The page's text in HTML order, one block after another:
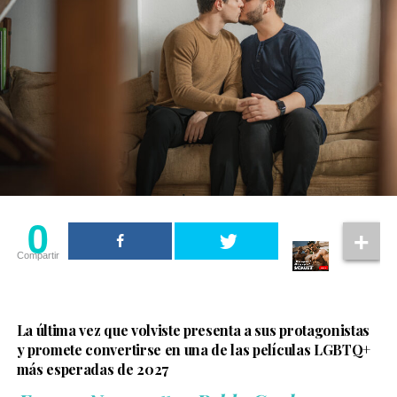
Christopher Nolan también reconoció el trabajo del
actor. En una entrevista con Rolling Stone UK, explicó
que Sinon representa el impacto de la guerra en
quienes quedan atrapados en ella y aseguró que Elliot
Page hizo un trabajo “increíble” al dar vida al
personaje.
0
Compartir
La última vez que volviste presenta a sus protagonistas
y promete convertirse en una de las películas LGBTQ+
más esperadas de 2027